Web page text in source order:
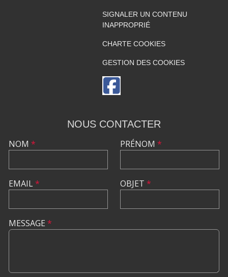
SIGNALER UN CONTENU
INAPPROPRIÉ
CHARTE COOKIES
GESTION DES COOKIES
NOUS CONTACTER
NOM *
EMAIL*
PRÉNOM *
OBJET *
MESSAGE *